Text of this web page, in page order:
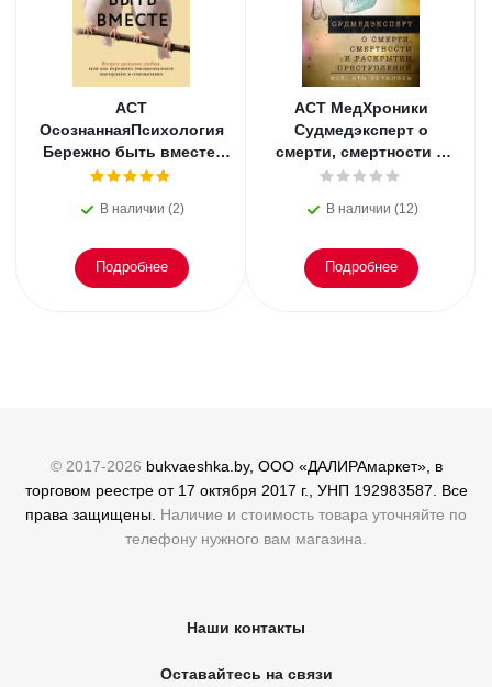
АСТ
ОсознаннаяПсихология
Бережно быть вместе.
Второе дыхание любви,
эмоциональное
В наличии (2)
Подробнее
АСТ МедХроники
Судмедэксперт о
смерти, смертности и
раскрытии
осталось. Блэк
В наличии (12)
Подробнее
© 2017-2026 bukvaeshka.by, ООО «ДАЛИРАмаркет», в
торговом реестре от 17 октября 2017 г., УНП 192983587. Все
права защищены. Наличие и стоимость товара уточняйте по
телефону нужного вам магазина.
Наши контакты
Оставайтесь на связи